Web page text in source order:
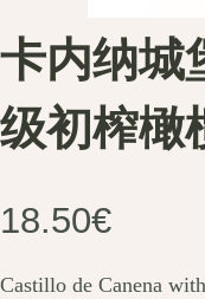
卡内纳城
级初榨橄
18.50€
Castillo de Canena